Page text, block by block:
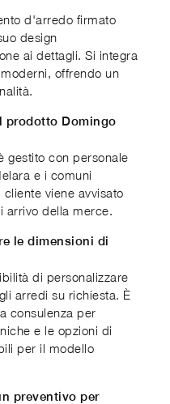
d'arredo firmato
design
ai dettagli. Si integra
offrendo un
prodotto Domingo
gestito con personale
e i comuni
viene avvisato
arrivo della merce.
le dimensioni di
di personalizzare
arredi su richiesta. È
consulenza per
e le opzioni di
per il modello
preventivo per